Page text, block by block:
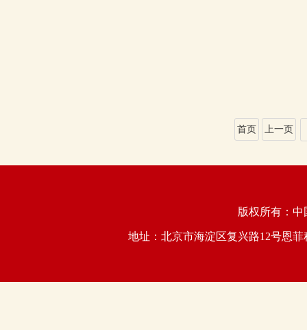
首页 上一页
版权所有：
地址：北京市海淀区复兴路12号